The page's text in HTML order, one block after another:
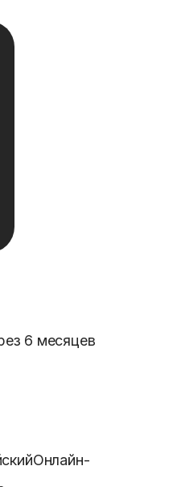
6 месяцев
Онлайн-